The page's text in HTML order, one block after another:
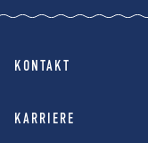
KONTAKT
KARRIERE